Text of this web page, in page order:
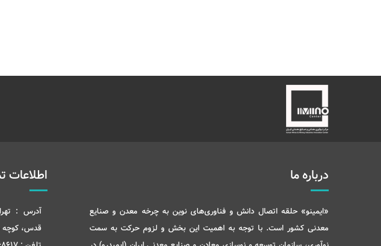
درباره ما
«ایمینو» حلقه اتصال دانش و فناوری‌های نوین به چرخه معدن و صنایع
معدنی کشور است. با توجه به اهمیت این بخش و لزوم حرکت به سمت
اطلاعات
آدرس :
قدس، کوچه